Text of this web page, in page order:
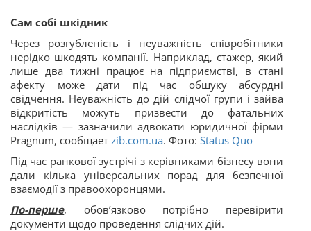
Сам собі шкідник
Через розгубленість і неуважність співробітники
нерідко шкодять компанії. Наприклад, стажер, який
лише два тижні працює на підприємстві, в стані
афекту може дати під час обшуку абсурдні
свідчення. Неуважність до дій слідчої групи і зайва
відкритість можуть призвести до фатальних
наслідків — зазначили адвокати юридичної фірми
Pragnum, сообщает zib.com.ua. Фото: Status Quo
Під час ранкової зустрічі з керівниками бізнесу вони
дали кілька універсальних порад для безпечної
взаємодії з правоохоронцями.
По-перше, обов’язково потрібно перевірити
документи щодо проведення слідчих дій.